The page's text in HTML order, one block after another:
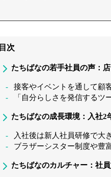
目次
たちばなの若手社員の声：
接客やイベントを通して顧
「自分らしさを発信するツ
たちばなの成長環境：入社2
入社後は新人社員研修で大
ブラザーシスター制度や豊
たちばなのカルチャー：社